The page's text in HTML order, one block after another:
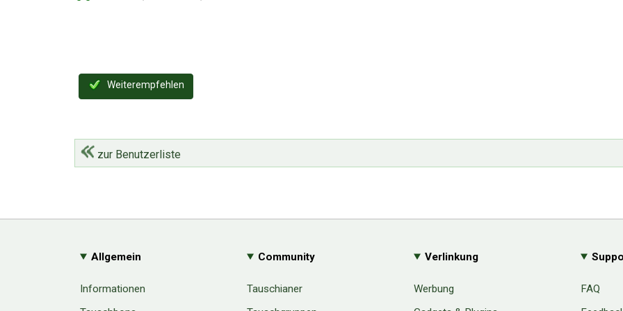
Weiterempfehlen
zur Benutzerliste
Allgemein
Informationen
Community
Tauschianer
Verlinkung
Werbung
FAQ